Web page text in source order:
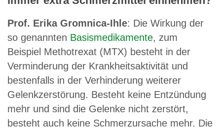
Prof. Erika Gromnica-Ihle: Die Wirkung der
so genannten Basismedikamente, zum
Beispiel Methotrexat (MTX) besteht in der
Verminderung der Krankheitsaktivität und
bestenfalls in der Verhinderung weiterer
Gelenkzerstörung. Besteht keine Entzündung
mehr und sind die Gelenke nicht zerstört,
besteht auch keine Schmerzursache mehr. Die